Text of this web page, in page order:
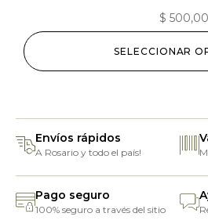
$ 500,00
SELECCIONAR
Envíos rápidos
A Rosario y todo el país!
Pago seguro
100% seguro a través del sitio